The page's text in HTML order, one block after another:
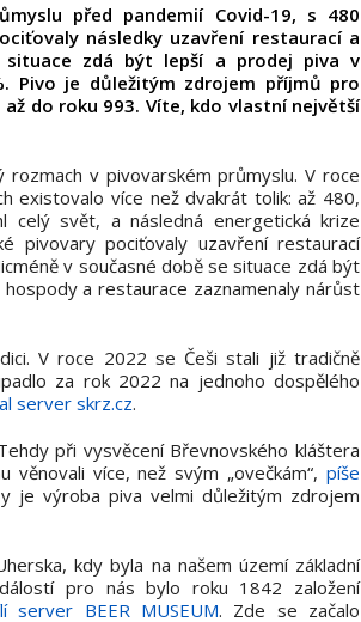
před pandemií Covid-19, s 480
následky uzavření restaurací a
situace zdá být lepší a prodej piva v
Pivo je důležitým zdrojem příjmů pro
do roku 993. Víte, kdo vlastní největší
rozmach v pivovarském průmyslu. V roce
existovalo více než dvakrát tolik: až 480,
celý svět, a následná energetická krize
pivovary pociťovaly uzavření restaurací
v současné době se situace zdá být
a restaurace zaznamenaly nárůst
V roce 2022 se Češi stali již tradičně
za rok 2022 na jednoho dospělého
server skrz.cz.
při vysvěcení Břevnovského kláštera
více, než svým „ovečkám“, píše
je výroba piva velmi důležitým zdrojem
kdy byla na našem území základní
pro nás bylo roku 1842 založení
server BEER MUSEUM. Zde se začalo